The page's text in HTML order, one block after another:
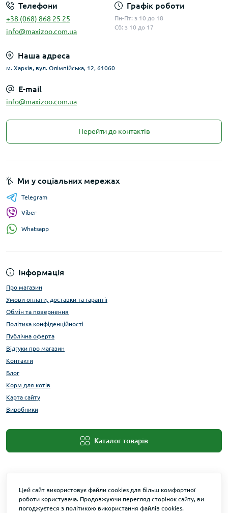
Телефони
+38 (068) 868 25 25
info@maxizoo.com.ua
Графік роботи
Пн-Пт: з 10 до 18
Сб: з 10 до 17
Наша адреса
м. Харків, вул. Олімпійська, 12, 61060
E-mail
info@maxizoo.com.ua
Перейти до контактів
Інформація
Про магазин
Умови оплати, доставки та гарантії
Обмін та повернення
Політика конфіденційності
Публічна оферта
Відгуки про магазин
Контакти
Блог
Корм для котів
Карта сайту
Виробники
Каталог товарів
Ми у соціальних мережах
Telegram
Viber
Whatsapp
Цей сайт використовує файли cookies для більш комфортної
роботи користувача. Продовжуючи перегляд сторінок сайту, ви
погоджуєтеся з політикою використання файлів cookies.